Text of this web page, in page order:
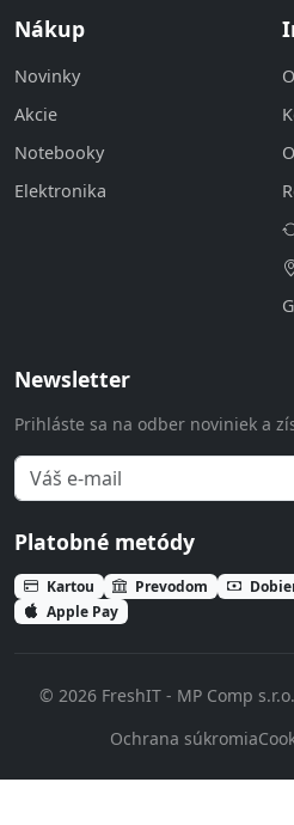
Nákup
Novinky
Akcie
Notebooky
Elektronika
Newsletter
Prihláste sa na odber noviniek a
Platobné metódy
Kartou Prevodom
Apple Pay
© 2026 FreshIT - MP Comp
Ochrana súkromia